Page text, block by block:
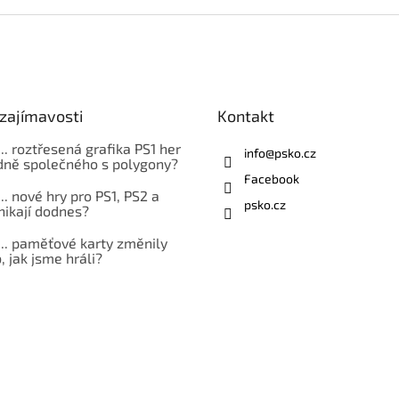
roztřesená grafika PS1 her
společného s polygony?
nové hry pro PS1, PS2 a
dodnes?
paměťové karty změnily
jak jsme hráli?
Kontakt
info@psko.cz
Facebook
psko.cz